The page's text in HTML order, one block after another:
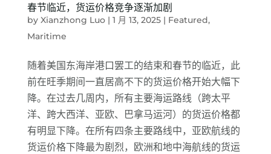
春节临近，货运价格竞争逐渐加剧
by Xianzhong Luo| 1 月 13, 2025| Featured,
Maritime
随着美国东海岸港口罢工的结束和春节的临近，此
前在旺季期间一直居高不下的货运价格开始大幅下
降。在过去几周内，所有主要海运路线（跨太平
洋、跨大西洋、亚欧、巴拿马运河）的货运价格都
有明显下降。在所有四条主要路线中，亚欧航线的
货运价格下降最为剧烈，欧洲和地中海航线的货运